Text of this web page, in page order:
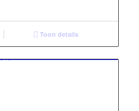
Toon details